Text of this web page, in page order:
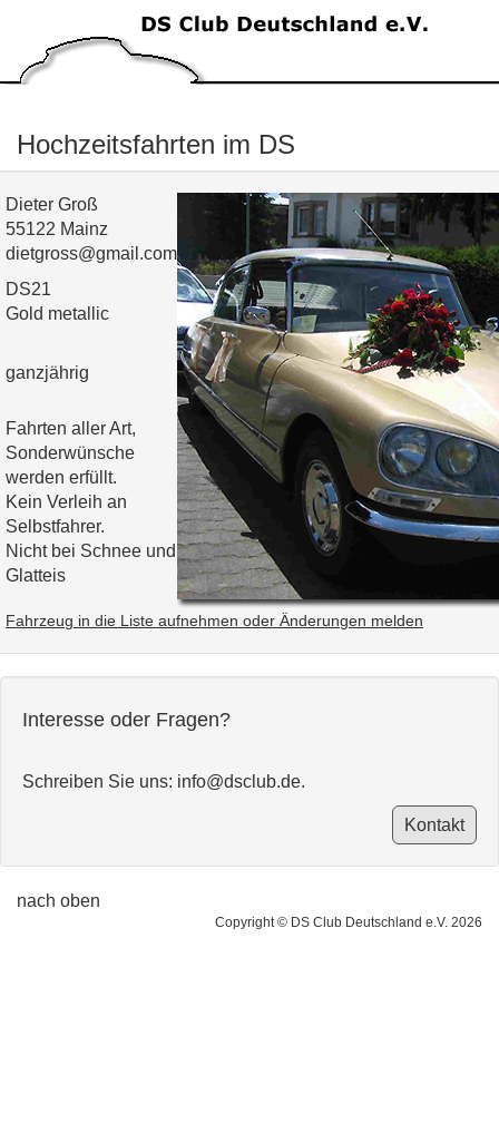
Hochzeitsfahrten im DS
Dieter Groß
55122 Mainz
dietgross@gmail.com
DS21
Gold metallic
ganzjährig
Fahrten aller Art,
Sonderwünsche
werden erfüllt.
Kein Verleih an
Selbstfahrer.
Nicht bei Schnee und
Glatteis
Fahrzeug in die Liste aufnehmen oder Änderungen melden
Interesse oder Fragen?
Schreiben Sie uns: info@dsclub.de.
Kontakt
nach oben
Copyright © DS Club Deutschland e.V. 2026